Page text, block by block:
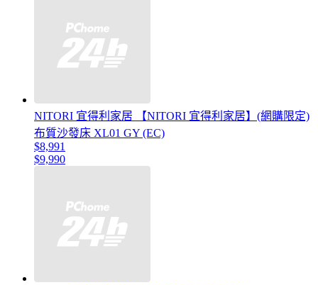
NITORI 宜得利家居 【NITORI 宜得利家居】(網購限定)
布質沙發床 XL01 GY (EC)
$8,991
$9,990